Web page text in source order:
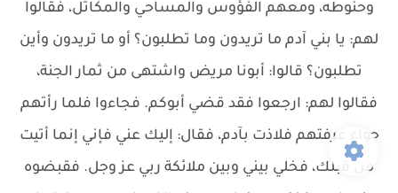
وحنوطه، ومعهم الفؤوس والمساحي والمكاتل، فقالوا
لهم: يا بني آدم ما تريدون وما تطلبون؟ أو ما تريدون وأين
تطلبون؟ قالوا: أبونا مريض واشتهى من ثمار الجنة،
فقالوا لهم: ارجعوا فقد قضي أبوكم. فجاءوا فلما رأتهم
حواء عرفتهم فلاذت بآدم، فقال: إليك عني فإني إنما أتيت
من قبلك، فخلي بيني وبين ملائكة ربي عز وجل. فقبضوه